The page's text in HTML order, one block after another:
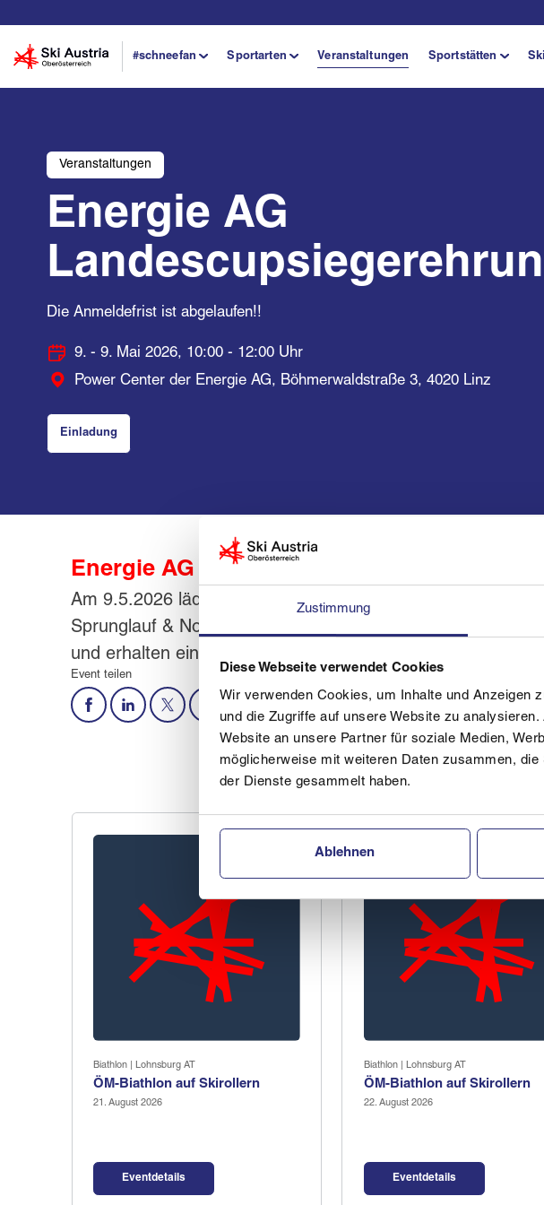
Zustimmung
Diese Webseite verwendet Cookies
Wir verwenden Cookies, um Inhalte und Anzeigen
und die Zugriffe auf unsere Website zu
Website an unsere Partner für soziale Medien,
möglicherweise mit weiteren Daten zusammen,
der Dienste gesammelt haben.
Ablehnen
#schneefan Sportarten Veranstaltungen Sportstätten
Veranstaltungen
Energie AG
Die Anmeldefrist ist abgelaufen!!
9. - 9. Mai 2026, 10:00 - 12:00 Uhr
Power Center der Energie AG, Böhmerwaldstraße 3, 4020 Linz
Einladung
Energie AG Landescupsiegerehrung der
Am 9.5.2026 lädt die Energie AG im Power Center zur
Sprunglauf & Nordische Kombination sowie Biathlon statt.
und erhalten einen Pokal!
Event teilen
Biathlon | Lohnsburg AT
ÖM-Biathlon auf Skirollern
21. August 2026
Eventdetails
Biathlon | Lohnsburg AT
ÖM-Biathlon auf Skirollern
22. August 2026
Eventdetails